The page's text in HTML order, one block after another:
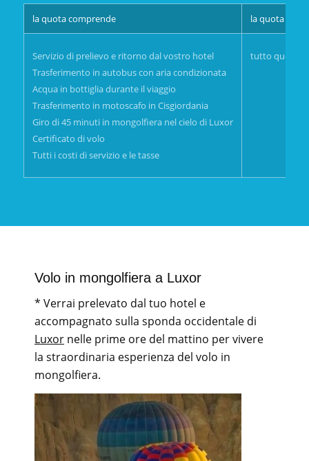
la quota comprende la quota non
Servizio di prelievo e ritorno dal vostro hotel
Trasferimento in autobus con aria condizionata
Acqua in bottiglia durante il viaggio
Trasferimento in motoscafo in Cisgiordania
Giro di 45 minuti in mongolfiera nel cielo di Luxor
Certificato di volo
Tutti i costi di servizio e le tasse
tutto quello
Volo in mongolfiera a Luxor
* Verrai prelevato dal tuo hotel e
accompagnato sulla sponda occidentale di
Luxor nelle prime ore del mattino per vivere
la straordinaria esperienza del volo in
mongolfiera.